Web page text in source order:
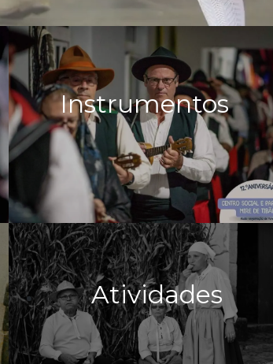
Instrumentos
Atividades